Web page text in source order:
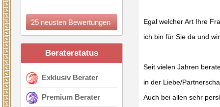
25 neusten Bewertungen
Beraterstatus
Exklusiv Berater
Premium Berater
Egal welcher Art Ihre
ich bin für Sie da und
Seit vielen Jahren
in der Liebe/
Auch bei allen sehr